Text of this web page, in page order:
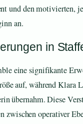
und den motivierten,
an.
in
eine signifikante
auf, während Klara
übernahm. Diese
zwischen operativer